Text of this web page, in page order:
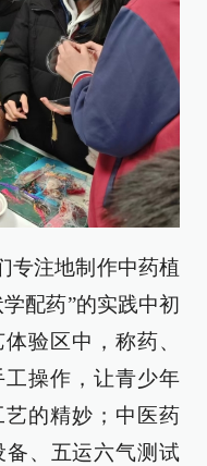
专注地制作中药植
配药”的实践中初
验区中，称药、
操作，让青少年
的精妙；中医药
、五运六气测试